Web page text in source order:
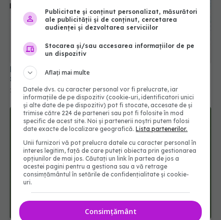
800 de români au fost testați în șase săptămâni
București și Ilfov intră sub cod roșu de caniculă.
Temperaturile pot ajunge la 41 de grade
28 iun 2026, 14:38
Publicitate și conținut personalizat, măsurători
ale publicității și de conținut, cercetarea
audienței și dezvoltarea serviciilor
Stocarea și/sau accesarea informațiilor de pe
un dispozitiv
Aflați mai multe
Datele dvs. cu caracter personal vor fi prelucrate, iar
informațiile de pe dispozitiv (cookie-uri, identificatori unici
și alte date de pe dispozitiv) pot fi stocate, accesate de și
trimise către 224 de parteneri sau pot fi folosite în mod
specific de acest site. Noi și partenerii noștri putem folosi
date exacte de localizare geografică.Lista partenerilor.
Unii furnizori vă pot prelucra datele cu caracter personal în
interes legitim, față de care puteți obiecta prin gestionarea
opțiunilor de mai jos. Căutați un link în partea de jos a
acestei pagini pentru a gestiona sau a vă retrage
consimțământul în setările de confidențialitate și cookie-
uri.
Consimțământ